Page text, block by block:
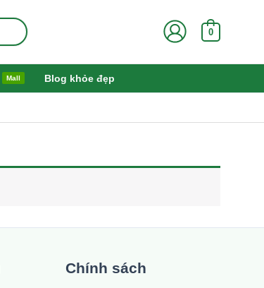
0
Mall Blog khỏe đẹp
Chính sách